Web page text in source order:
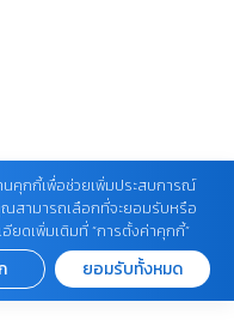
จำกัด (มหาชน)
านคุกกี้เพื่อช่วยเพิ่มประสบการณ์
ณสามารถเลือกที่จะยอมรับหรือ
ยดเพิ่มเติมที่ “การตั้งค่าคุกกี้”
ยอมรับทั้งหมด